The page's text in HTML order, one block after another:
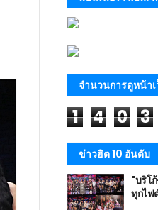
จำนวนการดูหน้า
1 4 0 3
ข่าวฮิต 10 อันดับ
"บริโ
ทุกไฟ